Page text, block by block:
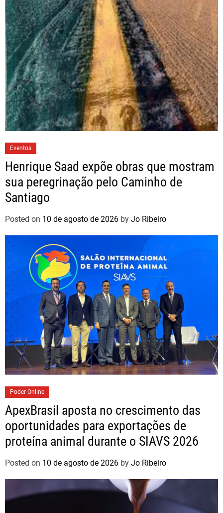
Eventos
Henrique Saad expõe obras que mostram
sua peregrinação pelo Caminho de
Santiago
Posted on 10 de agosto de 2026 by Jo Ribeiro
Poder Online
ApexBrasil aposta no crescimento das
oportunidades para exportações de
proteína animal durante o SIAVS 2026
Posted on 10 de agosto de 2026 by Jo Ribeiro